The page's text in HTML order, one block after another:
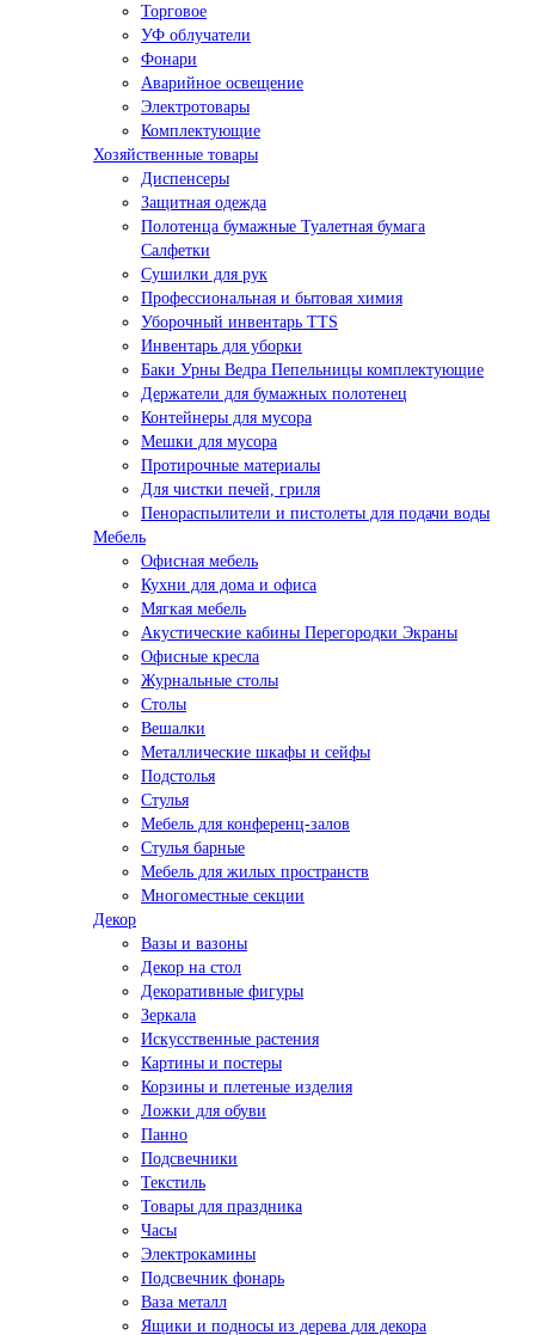
Торговое
УФ облучатели
Фонари
Аварийное освещение
Электротовары
Комплектующие
Хозяйственные товары
Диспенсеры
Защитная одежда
Полотенца бумажные Туалетная бумага
Салфетки
Сушилки для рук
Профессиональная и бытовая химия
Уборочный инвентарь TTS
Инвентарь для уборки
Баки Урны Ведра Пепельницы комплектующие
Держатели для бумажных полотенец
Контейнеры для мусора
Мешки для мусора
Протирочные материалы
Для чистки печей, гриля
Пенораспылители и пистолеты для подачи воды
Мебель
Офисная мебель
Кухни для дома и офиса
Мягкая мебель
Акустические кабины Перегородки Экраны
Офисные кресла
Журнальные столы
Столы
Вешалки
Металлические шкафы и сейфы
Подстолья
Стулья
Мебель для конференц-залов
Стулья барные
Мебель для жилых пространств
Многоместные секции
Декор
Вазы и вазоны
Декор на стол
Декоративные фигуры
Зеркала
Искусственные растения
Картины и постеры
Корзины и плетеные изделия
Ложки для обуви
Панно
Подсвечники
Текстиль
Товары для праздника
Часы
Электрокамины
Подсвечник фонарь
Ваза металл
Ящики и подносы из дерева для декора